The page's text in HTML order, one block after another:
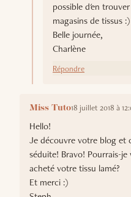
possible d'en
magasins de tissus :)
Belle journée,
Charlène
Répondre
Miss Tuto18 juillet 2018 à
Hello!
Je découvre votre blog et
séduite! Bravo! Pourrais-
acheté votre tissu lamé?
Et merci :)